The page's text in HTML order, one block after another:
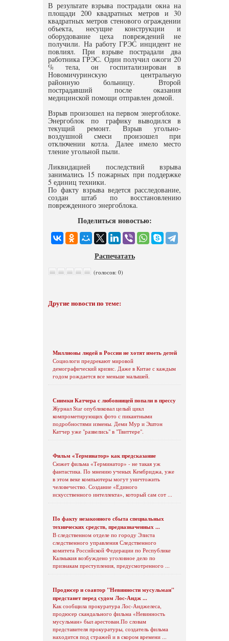
В результате взрыва пострадали окна на
площади 200 квадратных метров и 30
квадратных метров стенового ограждении
объекта, несущие конструкции и
оборудование цеха повреждений не
получили. На работу ГРЭС инцидент не
повлиял. При взрыве пострадали два
работника ГРЭС. Один получил ожоги 20
% тела, он госпитализирован в
Новомичуринскую центральную
районную больницу. Второй
пострадавший после оказания
медицинской помощи отправлен домой.
Взрыв произошел на первом энергоблоке.
Энергоблок по графику выводился в
текущий ремонт. Взрыв угольно-
воздушной смеси произошел при
отключении котла. Далее имело место
тление угольной пыли.
Ликвидацией последствий взрыва
занимались 15 пожарных при поддержке
5 единиц техники.
По факту взрыва ведется расследование,
создан штаб по восстановлению
поврежденного энергоблока.
Поделиться новостью:
Распечатать
(голосов: 0)
Другие новости по теме:
Миллионы людей в России не хотят иметь детей
Социологи предрекают мировой
демографический кризис. Даже в Китае с каждым
годом рождается все меньше малышей.
Снимки Катчера с любовницей попали в прессу
Журнал Star опубликовал целый цикл
компрометирующих фото с пикантными
подробностями измены. Деми Мур и Эштон
Катчер уже "развелись" в "Твиттере".
Фильм «Терминатор» как предсказание
Сюжет фильма «Терминатор» - не такая уж
фантастика. По мнению ученых Кембриджа, уже
в этом веке компьютеры могут уничтожить
человечество. Создание «Единого
искусственного интеллекта», который сам сот ...
По факту незаконного сбыта специальных
технических средств, предназначенных ...
В следственном отделе по городу Элиста
следственного управления Следственного
комитета Российской Федерации по Республике
Калмыкия возбуждено уголовное дело по
признакам преступления, предусмотренного ...
Продюсер и соавтор "Невинности мусульман"
предстанет перед судом Лос-Андж ...
Как сообщила прокуратура Лос-Анджелеса,
продюсер скандального фильма «Невинность
мусульман» был арестован.По словам
представителя прокуратуры, создатель фильма
находится под стражей и в скором времени ...